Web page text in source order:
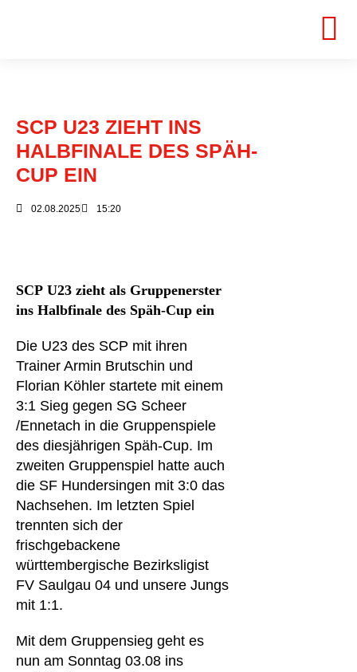
SCP U23 ZIEHT INS
HALBFINALE DES SPÄH-
CUP EIN
02.08.2025 15:20
SCP U23 zieht als Gruppenerster
ins Halbfinale des Späh-Cup ein
Die U23 des SCP mit ihren
Trainer Armin Brutschin und
Florian Köhler startete mit einem
3:1 Sieg gegen SG Scheer
/Ennetach in die Gruppenspiele
des diesjährigen Späh-Cup. Im
zweiten Gruppenspiel hatte auch
die SF Hundersingen mit 3:0 das
Nachsehen. Im letzten Spiel
trennten sich der
frischgebackene
württembergische Bezirksligist
FV Saulgau 04 und unsere Jungs
mit 1:1.
Mit dem Gruppensieg geht es
nun am Sonntag 03.08 ins